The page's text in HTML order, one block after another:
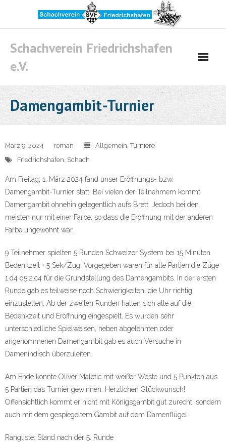
content
Schachverein Friedrichshafen
e.V.
Damengambit-Turnier
März 9, 2024 roman Allgemein,Turniere
Friedrichshafen, Schach
Am Freitag, 1. März 2024 fand unser Eröffnungs- bzw.
Damengambit-Turnier statt. Bei vielen der Teilnehmern kommt
Damengambit ohnehin gelegentlich aufs Brett. Jedoch bei den
meisten nur mit einer Farbe, so dass die Eröffnung mit der anderen
Farbe ungewohnt war.
9 Teilnehmer spielten 5 Runden Schweizer System bei 15 Minuten
Bedenkzeit + 5 Sek/Zug. Vorgegeben waren für alle Partien die Züge
1.d4 d5 2.c4 für die Grundstellung des Damengambits. In der ersten
Runde gab es teilweise noch Schwierigkeiten, die Uhr richtig
einzustellen. Ab der zweiten Runden hatten sich alle auf die
Bedenkzeit und Eröffnung eingespielt. Es wurden sehr
unterschiedliche Spielweisen, neben abgelehnten oder
angenommenen Damengambit gab es auch Versuche in
Damenindisch überzuleiten.
Am Ende konnte Oliver Maletic mit weißer Weste und 5 Punkten aus
5 Partien das Turnier gewinnen. Herzlichen Glückwunsch!
Offensichtlich kommt er nicht mit Königsgambit gut zurecht, sondern
auch mit dem gespiegeltem Gambit auf dem Damenflügel.
Rangliste: Stand nach der 5. Runde